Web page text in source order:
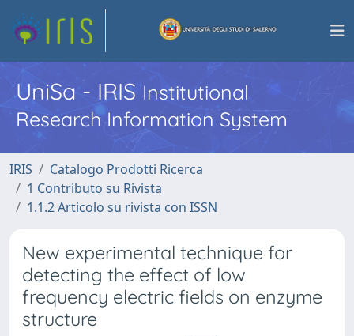
UniSa - IRISInstitutional
Research Information System
IRIS
Catalogo Prodotti Ricerca
1 Contributo su Rivista
1.1.2 Articolo su rivista con ISSN
New experimental technique for
detecting the effect of low
frequency electric fields on enzyme
structure